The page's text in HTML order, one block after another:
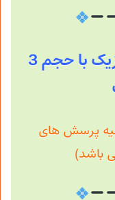
دانلود فصل اول فیزیک با حجم 3
پرسش های